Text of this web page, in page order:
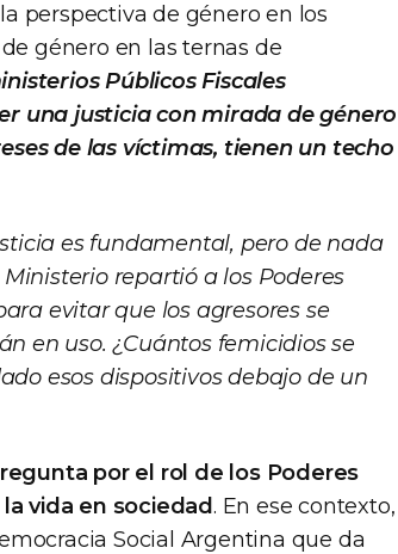
perspectiva de género en los
género en las ternas de
Públicos Fiscales
una justicia con mirada de género
de las víctimas, tienen un techo
es fundamental, pero de nada
repartió a los Poderes
evitar que los agresores se
en uso. ¿Cuántos femicidios se
esos dispositivos debajo de un
por el rol de los Poderes
vida en sociedad. En ese contexto,
Social Argentina que da